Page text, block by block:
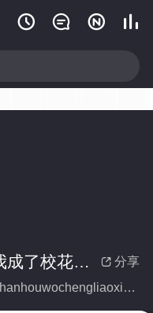
   
 分享
破产后我成了校花的依靠(全集)
别名：pochanhouwochengliaoxiaohuadeyikao